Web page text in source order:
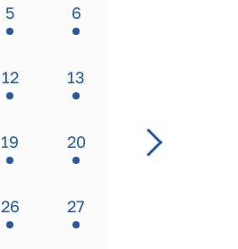
5 6
12 13
19 20
26 27